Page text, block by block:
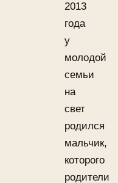
2013
года
у
молодой
семьи
на
свет
родился
мальчик,
которого
родители